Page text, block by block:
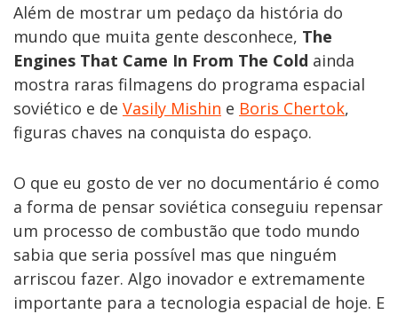
Além de mostrar um pedaço da história do
mundo que muita gente desconhece, The
Engines That Came In From The Cold ainda
mostra raras filmagens do programa espacial
soviético e de Vasily Mishin e Boris Chertok,
figuras chaves na conquista do espaço.
O que eu gosto de ver no documentário é como
a forma de pensar soviética conseguiu repensar
um processo de combustão que todo mundo
sabia que seria possível mas que ninguém
arriscou fazer. Algo inovador e extremamente
importante para a tecnologia espacial de hoje. E